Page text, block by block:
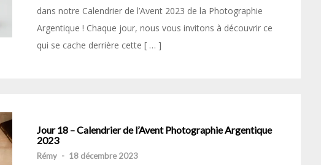
dans notre Calendrier de l’Avent 2023 de la Photographie
Argentique ! Chaque jour, nous vous invitons à découvrir ce
qui se cache derrière cette [ … ]
Jour 18 – Calendrier de l’Avent Photographie Argentique
2023
Rémy - 18 décembre 2023